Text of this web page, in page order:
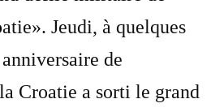
Jeudi, à quelques
de
Croatie a sorti le grand